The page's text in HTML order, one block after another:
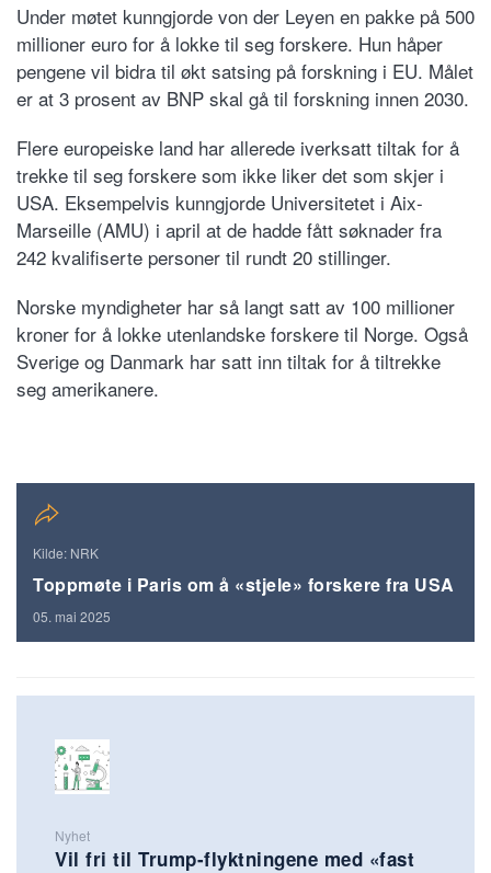
Under møtet kunngjorde von der Leyen en pakke på 500
millioner euro for å lokke til seg forskere. Hun håper
pengene vil bidra til økt satsing på forskning i EU. Målet
er at 3 prosent av BNP skal gå til forskning innen 2030.
Flere europeiske land har allerede iverksatt tiltak for å
trekke til seg forskere som ikke liker det som skjer i
USA. Eksempelvis kunngjorde Universitetet i Aix-
Marseille (AMU) i april at de hadde fått søknader fra
242 kvalifiserte personer til rundt 20 stillinger.
Norske myndigheter har så langt satt av 100 millioner
kroner for å lokke utenlandske forskere til Norge. Også
Sverige og Danmark har satt inn tiltak for å tiltrekke
seg amerikanere.
Kilde: NRK
Toppmøte i Paris om å «stjele» forskere fra USA
05. mai 2025
Nyhet
Vil fri til Trump-flyktningene med «fast